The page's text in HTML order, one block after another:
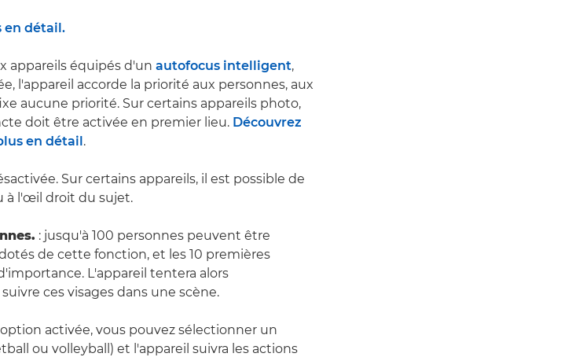
en détail.
appareils équipés d'un autofocus intelligent,
l'appareil accorde la priorité aux personnes, aux
aucune priorité. Sur certains appareils photo,
doit être activée en premier lieu. Découvrez
en détail.
Sur certains appareils, il est possible de
à l'œil droit du sujet.
: jusqu'à 100 personnes peuvent être
de cette fonction, et les 10 premières
L'appareil tentera alors
ces visages dans une scène.
activée, vous pouvez sélectionner un
ou volleyball) et l'appareil suivra les actions